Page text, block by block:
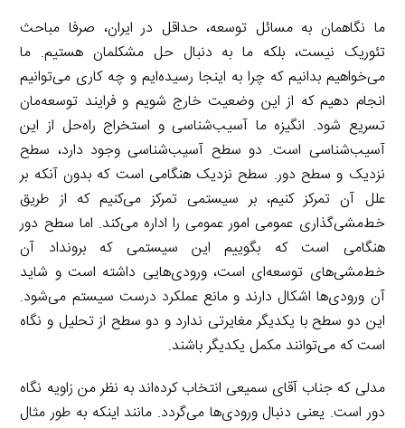
ما نگاهمان به مسائل توسعه، حداقل در ایران، صرفا مباحث
تئوریک نیست، بلکه ما به دنبال حل مشکلمان هستیم. ما
می‌خواهیم بدانیم که چرا به اینجا رسیده‌ایم و چه کاری می‌توانیم
انجام دهیم که از این وضعیت خارج شویم و فرایند توسعه‌مان
تسریع شود. انگیزه ما آسیب‌شناسی و استخراج راه‌حل از این
آسیب‌شناسی است. دو سطح آسیب‌شناسی وجود دارد، سطح
نزدیک و سطح دور. سطح نزدیک هنگامی است که بدون آنکه بر
علل آن تمرکز کنیم، بر سیستمی تمرکز می‌کنیم که از طریق
خط‌مشی‌گذاری عمومی امور عمومی را اداره می‌کند. اما سطح دور
هنگامی است که بگوییم این سیستمی که برونداد آن
خط‌مشی‌های توسعه‌ای است، ورودی‌هایی داشته است و شاید
آن ورودی‌ها اشکال دارند و مانع عملکرد درست سیستم می‌شود.
این دو سطح با یکدیگر مغایرتی ندارد و دو سطح از تحلیل و نگاه
است که می‌توانند مکمل یکدیگر باشند.
مدلی که جناب آقای سمیعی انتخاب کرده‌اند به نظر من زاویه نگاه
دور است. یعنی دنبال ورودی‌ها می‌گردد. مانند اینکه به طور مثال